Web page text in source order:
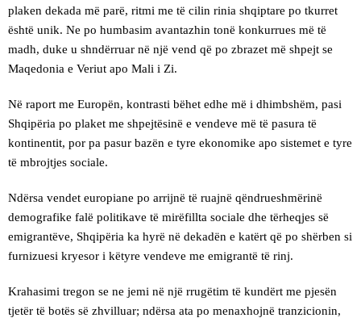
plaken dekada më parë, ritmi me të cilin rinia shqiptare po tkurret
është unik. Ne po humbasim avantazhin tonë konkurrues më të
madh, duke u shndërruar në një vend që po zbrazet më shpejt se
Maqedonia e Veriut apo Mali i Zi.
Në raport me Europën, kontrasti bëhet edhe më i dhimbshëm, pasi
Shqipëria po plaket me shpejtësinë e vendeve më të pasura të
kontinentit, por pa pasur bazën e tyre ekonomike apo sistemet e tyre
të mbrojtjes sociale.
Ndërsa vendet europiane po arrijnë të ruajnë qëndrueshmërinë
demografike falë politikave të mirëfillta sociale dhe tërheqjes së
emigrantëve, Shqipëria ka hyrë në dekadën e katërt që po shërben si
furnizuesi kryesor i këtyre vendeve me emigrantë të rinj.
Krahasimi tregon se ne jemi në një rrugëtim të kundërt me pjesën
tjetër të botës së zhvilluar; ndërsa ata po menaxhojnë tranzicionin,